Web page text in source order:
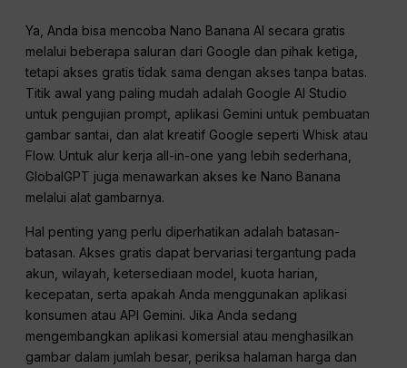
Ya, Anda bisa mencoba Nano Banana AI secara gratis
melalui beberapa saluran dari Google dan pihak ketiga,
tetapi akses gratis tidak sama dengan akses tanpa batas.
Titik awal yang paling mudah adalah Google AI Studio
untuk pengujian prompt, aplikasi Gemini untuk pembuatan
gambar santai, dan alat kreatif Google seperti Whisk atau
Flow. Untuk alur kerja all-in-one yang lebih sederhana,
GlobalGPT juga menawarkan akses ke Nano Banana
melalui alat gambarnya.
Hal penting yang perlu diperhatikan adalah batasan-
batasan. Akses gratis dapat bervariasi tergantung pada
akun, wilayah, ketersediaan model, kuota harian,
kecepatan, serta apakah Anda menggunakan aplikasi
konsumen atau API Gemini. Jika Anda sedang
mengembangkan aplikasi komersial atau menghasilkan
gambar dalam jumlah besar, periksa halaman harga dan